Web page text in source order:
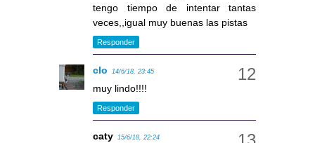
tengo tiempo de intentar tantas
veces,,igual muy buenas las pistas
Responder
clo 14/6/18, 23:45
muy lindo!!!!
Responder
caty 15/6/18, 22:24